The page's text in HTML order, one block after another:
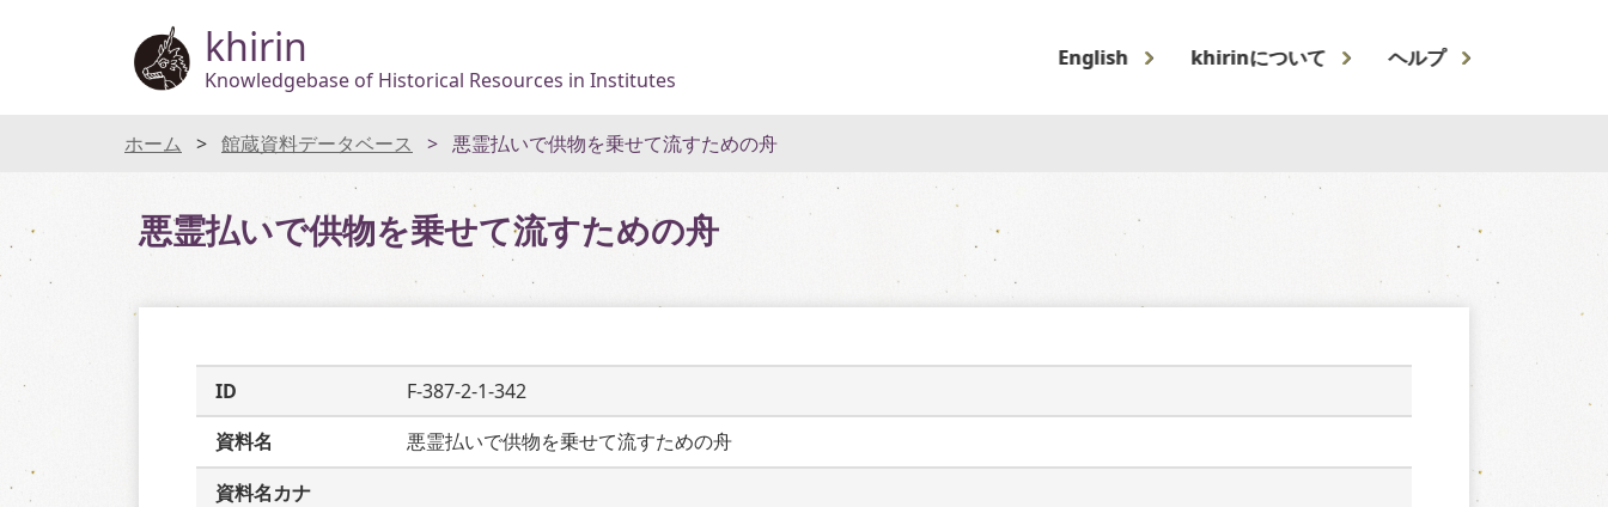
khirin
Knowledgebase of Historical Resources in Institutes
English khirinについて ヘルプ
ホーム 館蔵資料データベース 悪霊払いで供物を乗せて流すための舟
悪霊払いで供物を乗せて流すための舟
ID
F-387-2-1-342
資料名
悪霊払いで供物を乗せて流すための舟
資料名カナ